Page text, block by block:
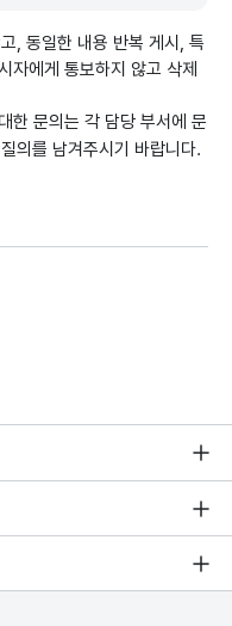
, 동일한 내용 반복 게시, 특
자에게 통보하지 않고 삭제
한 문의는 각 담당 부서에 문
의를 남겨주시기 바랍니다.